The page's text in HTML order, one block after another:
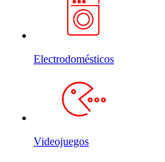
Electrodomésticos
Videojuegos